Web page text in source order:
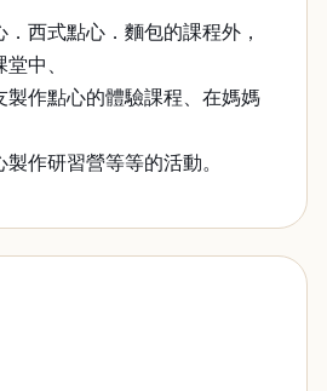
西式點心．麵包的課程外，
中、
製作點心的體驗課程、在媽媽
作研習營等等的活動。